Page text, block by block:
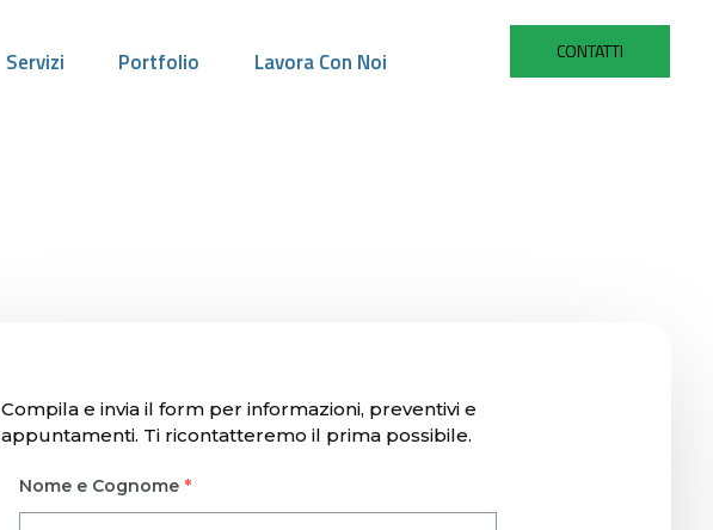
Servizi Portfolio Lavora Con Noi CONTATTI
Compila e invia il form per informazioni, preventivi e
appuntamenti. Ti ricontatteremo il prima possibile.
Nome e Cognome *